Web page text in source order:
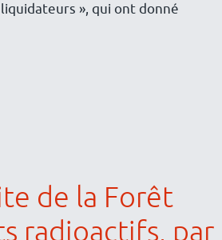
», qui ont donné
de la Forêt
radioactifs, par